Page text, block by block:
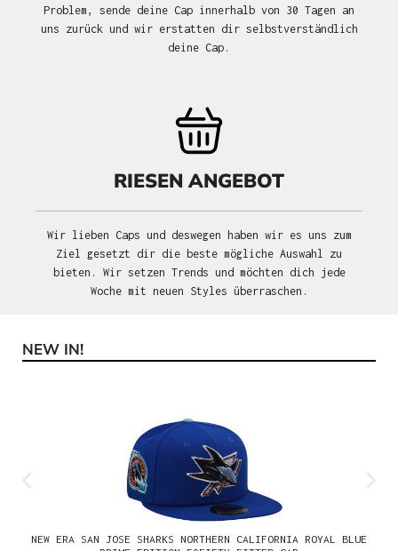
Problem, sende deine Cap innerhalb von 30 Tagen an
uns zurück und wir erstatten dir selbstverständlich
deine Cap.
RIESEN ANGEBOT
Wir lieben Caps und deswegen haben wir es uns zum
Ziel gesetzt dir die beste mögliche Auswahl zu
bieten. Wir setzen Trends und möchten dich jede
Woche mit neuen Styles überraschen.
Produktgalerie überspringen
NEW IN!
NEW ERA SAN JOSE SHARKS NORTHERN CALIFORNIA ROYAL BLUE